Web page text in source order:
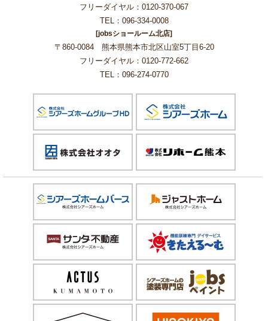
フリーダイヤル：0120-370-067
TEL：096-334-0008
[jobsショールーム北店]
〒860-0084 熊本県熊本市北区山室5丁目6-20
フリーダイヤル：0120-772-662
TEL：096-274-0770